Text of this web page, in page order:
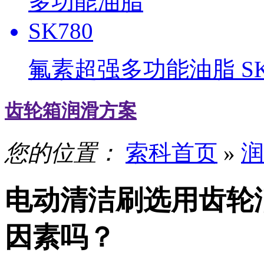
氟素超强多功能油脂
齿轮箱润滑方案
您的位置： 索科首页 »
电动清洁刷选用齿
因素吗？